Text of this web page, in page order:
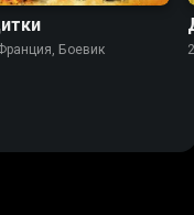
Боевик